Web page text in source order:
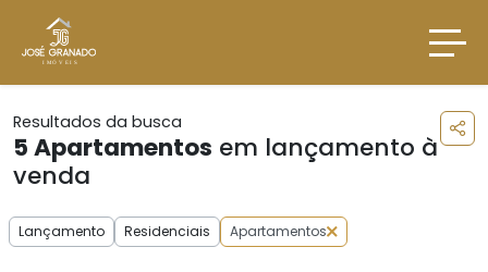
Resultados da busca
5Apartamentos em lançamento à
venda
Lançamento Residenciais Apartamentos